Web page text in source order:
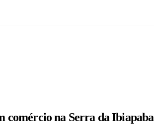
comércio na Serra da Ibiapaba